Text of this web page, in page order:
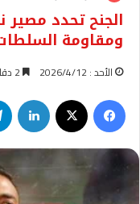
الجنح تحدد
ومقاومة
الأحد : 2026/4/12
فيسبوك